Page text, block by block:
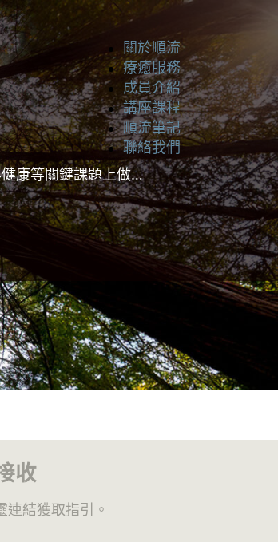
關於順流
療癒服務
成員介紹
講座課程
順流筆記
聯絡我們
康等關鍵課題上做…
與特定的靈性導師或靈體
客觀地理解內外在動態與
更順利地面對生活中的各
收
連結獲取指引。